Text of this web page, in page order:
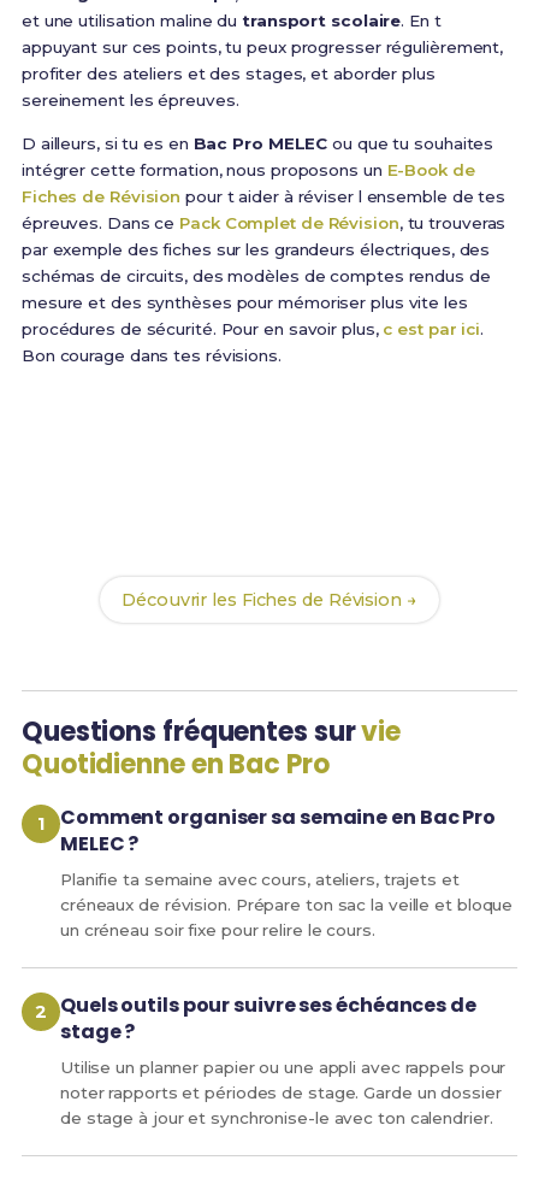
et une utilisation maline dutransport scolaire. En t
appuyant sur ces points, tu peux progresser régulièrement,
profiter des ateliers et des stages, et aborder plus
sereinement les épreuves.
D ailleurs, si tu es en Bac Pro MELEC ou que tu souhaites
intégrer cette formation, nous proposons un E-Book de
Fiches de Révision pour t aider à réviser l ensemble de tes
épreuves. Dans ce Pack Complet de Révision, tu trouveras
par exemple des fiches sur les grandeurs électriques, des
schémas de circuits, des modèles de comptes rendus de
mesure et des synthèses pour mémoriser plus vite les
procédures de sécurité. Pour en savoir plus, c est par ici.
Bon courage dans tes révisions.
Découvrir les Fiches de Révision →
Questions fréquentes survie
Quotidienne en Bac Pro
Comment organiser sa semaine en Bac Pro
MELEC ?
Planifie ta semaine avec cours, ateliers, trajets et
créneaux de révision. Prépare ton sac la veille et bloque
un créneau soir fixe pour relire le cours.
Quels outils pour suivre ses échéances de
stage ?
Utilise un planner papier ou une appli avec rappels pour
noter rapports et périodes de stage. Garde un dossier
de stage à jour et synchronise-le avec ton calendrier.